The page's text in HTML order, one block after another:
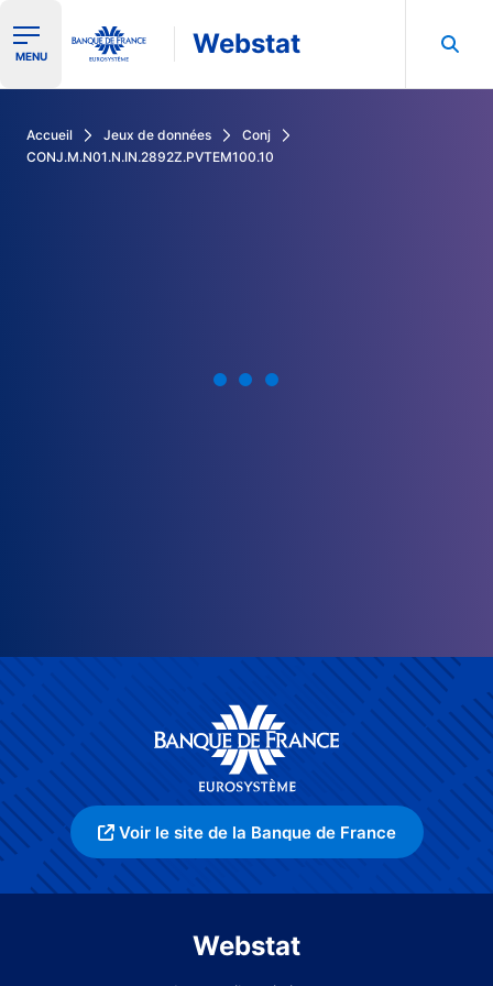
Ouvrir le menu de navigation
MENU Webstat
Accueil Jeux de données
Conj
CONJ.M.N01.N.IN.2892Z.PVTEM100.10
Voir le site de la Banque de France
Webstat